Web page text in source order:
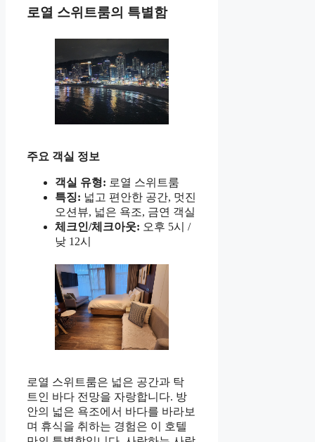
로열 스위트룸의 특별함
주요 객실 정보
객실 유형: 로열 스위트룸
특징: 넓고 편안한 공간, 멋진
오션뷰, 넓은 욕조, 금연 객실
체크인/체크아웃: 오후 5시 /
낮 12시
로열 스위트룸은 넓은 공간과 탁
트인 바다 전망을 자랑합니다. 방
안의 넓은 욕조에서 바다를 바라보
며 휴식을 취하는 경험은 이 호텔